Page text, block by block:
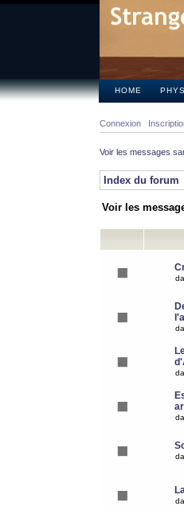
HOME
Connexion
Voir les messages
Index du forum
Voir les